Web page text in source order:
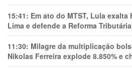
15:41: Em ato do MTST, Lula exalta
Lima e defende a Reforma
11:30: Milagre da multiplicação
Nikolas Ferreira explode 8.850% e